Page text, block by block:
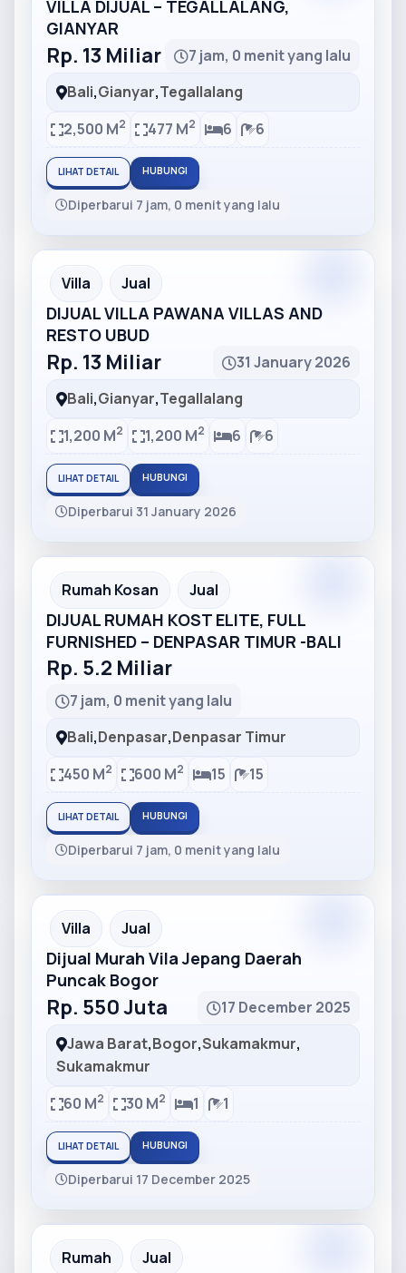
VILLA DIJUAL – TEGALLALANG,
GIANYAR
Rp. 13 Miliar
7 jam, 0 menit yang lalu
Bali,Gianyar,Tegallalang
2,500 M2 477 M2 6 6
LIHAT DETAIL HUBUNGI
Diperbarui 7 jam, 0 menit yang lalu
Partner Ad
Villa Jual
DIJUAL VILLA PAWANA VILLAS AND
RESTO UBUD
Rp. 13 Miliar
31 January 2026
Bali,Gianyar,Tegallalang
1,200 M2 1,200 M2 6 6
LIHAT DETAIL HUBUNGI
Diperbarui 31 January 2026
Partner Ad
Rumah Kosan Jual
DIJUAL RUMAH KOST ELITE, FULL
FURNISHED – DENPASAR TIMUR -BALI
Rp. 5.2 Miliar
7 jam, 0 menit yang lalu
Bali,Denpasar,Denpasar Timur
450 M2 600 M2 15 15
LIHAT DETAIL HUBUNGI
Diperbarui 7 jam, 0 menit yang lalu
Partner Ad
Villa Jual
Dijual Murah Vila Jepang Daerah
Puncak Bogor
Rp. 550 Juta
17 December 2025
Jawa Barat,Bogor,Sukamakmur,
Sukamakmur
60 M2 30 M2 1 1
LIHAT DETAIL HUBUNGI
Diperbarui 17 December 2025
Partner Ad
Rumah Jual